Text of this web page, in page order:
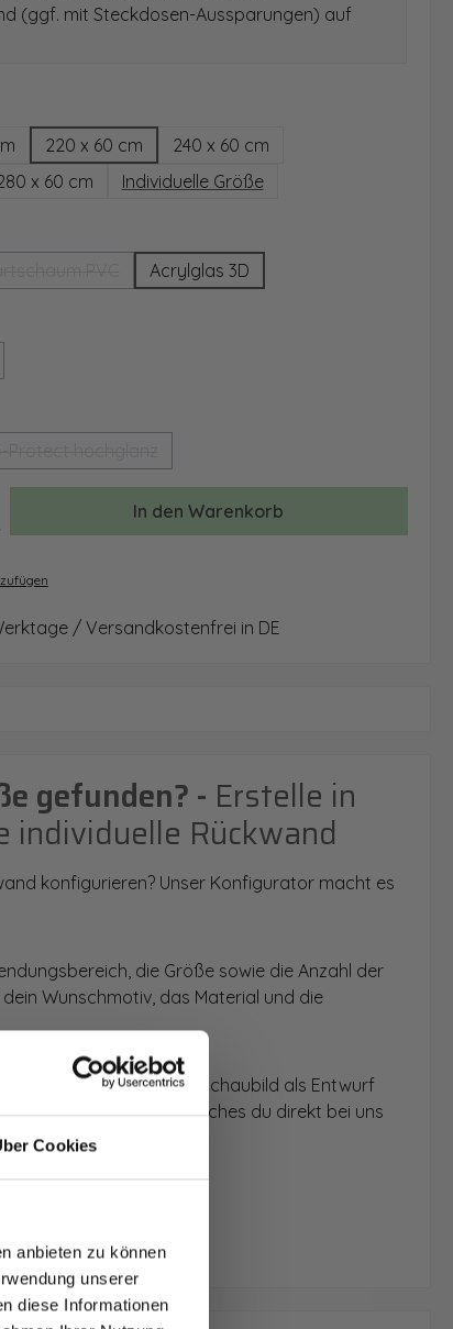
Cookies
anbieten zu können
unserer
diese Informationen
(ggf. mit Steckdosen-Aussparungen) auf
220 x 60 cm
240 x 60 cm
x 60 cm Individuelle Größe
ist zurzeit nicht verfügbar.)
(Diese Option ist zurzeit nicht verfügbar.)
Acrylglas 3D
den gewünschten Wert ein oder benutze die Schaltflächen
In den Warenkorb
/ Versandkostenfrei in DE
gefunden? - Erstelle in
individuelle Rückwand
konfigurieren? Unser Konfigurator macht es
die Größe sowie die Anzahl der
Wunschmotiv, das Material und die
dir die Rückwände im Schaubild als Entwurf
Angebot, welches du direkt bei uns